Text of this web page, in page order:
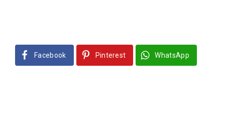
Facebook Pinterest WhatsApp